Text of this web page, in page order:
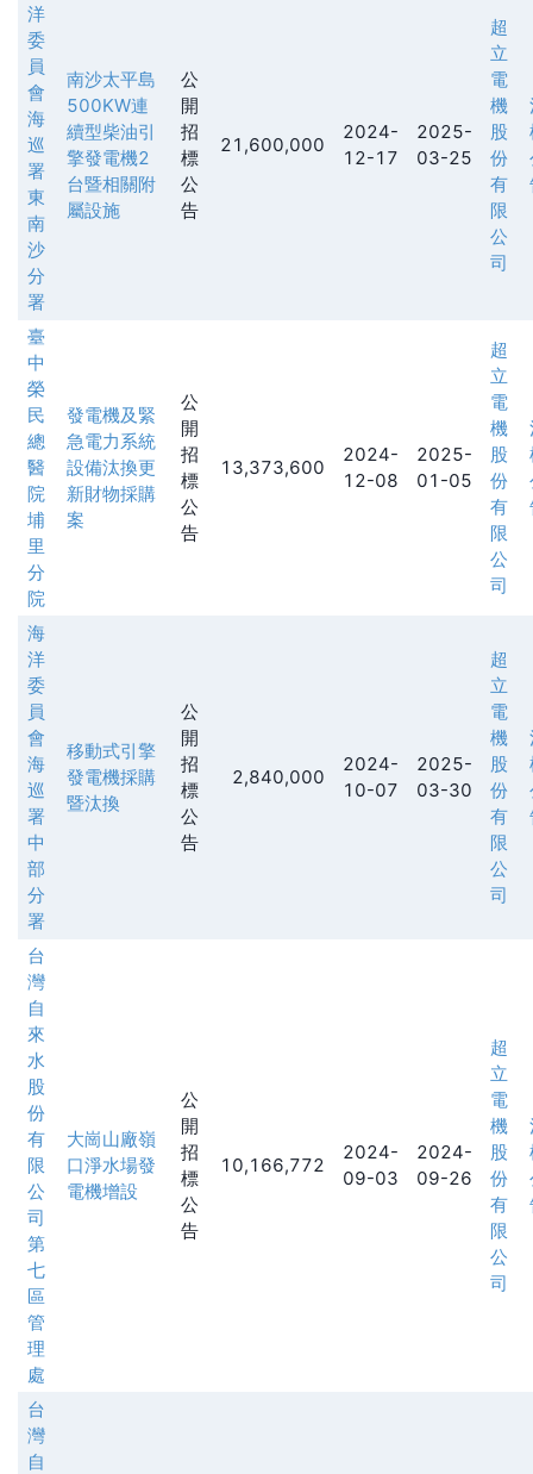
洋
委
員
會
海
巡
署
東
南
沙
分
署
南沙太平島
500KW連
續型柴油引
擎發電機2
台暨相關附
屬設施
公
開
招
標
公
告
21,600,000
2024-
12-17
2025-
03-25
超
立
電
機
股
份
有
限
公
司
臺
中
榮
民
總
醫
院
埔
里
分
院
發電機及緊
急電力系統
設備汰換更
新財物採購
案
公
開
招
標
公
告
13,373,600
2024-
12-08
2025-
01-05
超
立
電
機
股
份
有
限
公
司
海
洋
委
員
會
海
巡
署
中
部
分
署
移動式引擎
發電機採購
暨汰換
公
開
招
標
公
告
2,840,000
2024-
10-07
2025-
03-30
超
立
電
機
股
份
有
限
公
司
台
灣
自
來
水
股
份
有
限
公
司
第
七
區
管
理
處
大崗山廠嶺
口淨水場發
電機增設
公
開
招
標
公
告
10,166,772
2024-
09-03
2024-
09-26
超
立
電
機
股
份
有
限
公
司
台
灣
自